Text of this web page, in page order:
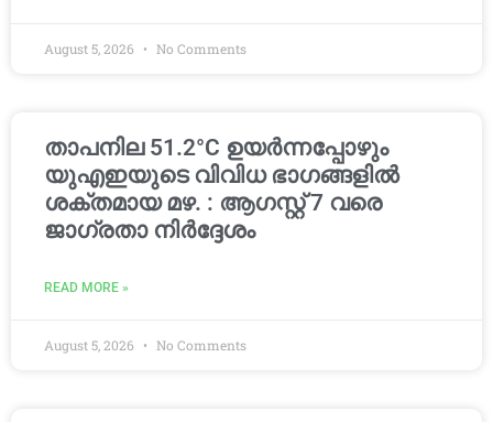
August 5, 2026 No Comments
താപനില 51.2°C ഉയർന്നപ്പോഴും
യുഎഇയുടെ വിവിധ ഭാഗങ്ങളിൽ
ശക്തമായ മഴ. : ആഗസ്റ്റ് 7 വരെ
ജാഗ്രതാ നിർദ്ദേശം
READ MORE »
August 5, 2026 No Comments